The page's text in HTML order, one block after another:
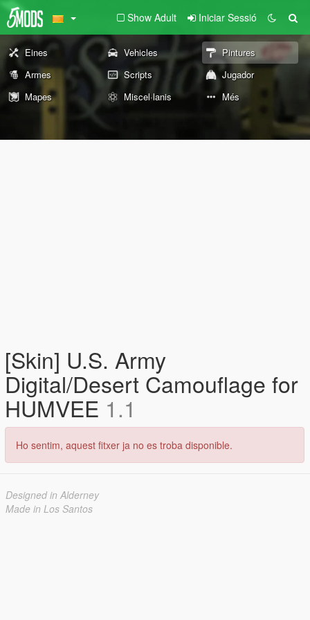
Show Adult Iniciar Sessió
Eines Vehicles
Pintures
Armes
Scripts
Jugador
Mapes
Miscel·lanis Més
[Skin] U.S. Army
Digital/Desert Camouflage for
HUMVEE 1.1
Ho sentim, aquest fitxer ja no es troba disponible.
Designed in Alderney
Made in Los Santos